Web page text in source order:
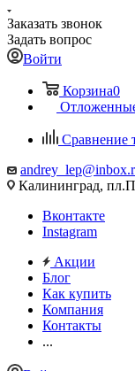
Заказать звонок
Задать вопрос
Войти
Корзина0
Сравнение
Калининград,
Вконтакте
Instagram
Акции
Блог
Как купить
Компания
Контакты
...